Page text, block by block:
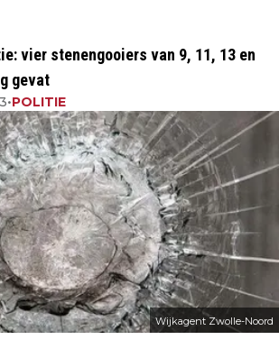
vier stenengooiers van 9, 11, 13 en
gevat
•POLITIE
Wijkagent Zwolle-Noord